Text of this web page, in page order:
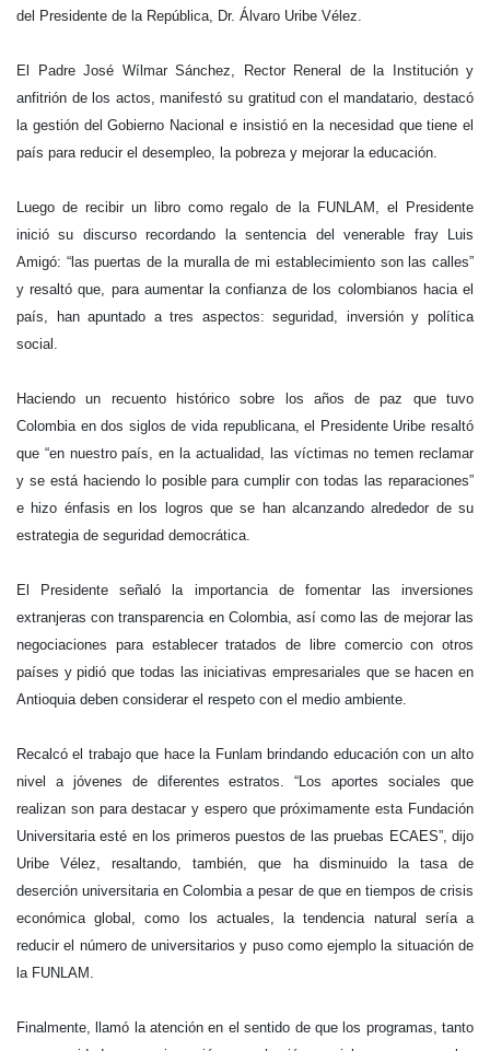
del Presidente de la República, Dr. Álvaro Uribe Vélez.
El Padre José Wílmar Sánchez, Rector Reneral de la Institución y
anfitrión de los actos, manifestó su gratitud con el mandatario, destacó
la gestión del Gobierno Nacional e insistió en la necesidad que tiene el
país para reducir el desempleo, la pobreza y mejorar la educación.
Luego de recibir un libro como regalo de la FUNLAM, el Presidente
inició su discurso recordando la sentencia del venerable fray Luis
Amigó: “las puertas de la muralla de mi establecimiento son las calles”
y resaltó que, para aumentar la confianza de los colombianos hacia el
país, han apuntado a tres aspectos: seguridad, inversión y política
social.
Haciendo un recuento histórico sobre los años de paz que tuvo
Colombia en dos siglos de vida republicana, el Presidente Uribe resaltó
que “en nuestro país, en la actualidad, las víctimas no temen reclamar
y se está haciendo lo posible para cumplir con todas las reparaciones”
e hizo énfasis en los logros que se han alcanzando alrededor de su
estrategia de seguridad democrática.
El Presidente señaló la importancia de fomentar las inversiones
extranjeras con transparencia en Colombia, así como las de mejorar las
negociaciones para establecer tratados de libre comercio con otros
países y pidió que todas las iniciativas empresariales que se hacen en
Antioquia deben considerar el respeto con el medio ambiente.
Recalcó el trabajo que hace la Funlam brindando educación con un alto
nivel a jóvenes de diferentes estratos. “Los aportes sociales que
realizan son para destacar y espero que próximamente esta Fundación
Universitaria esté en los primeros puestos de las pruebas ECAES”, dijo
Uribe Vélez, resaltando, también, que ha disminuido la tasa de
deserción universitaria en Colombia a pesar de que en tiempos de crisis
económica global, como los actuales, la tendencia natural sería a
reducir el número de universitarios y puso como ejemplo la situación de
la FUNLAM.
Finalmente, llamó la atención en el sentido de que los programas, tanto